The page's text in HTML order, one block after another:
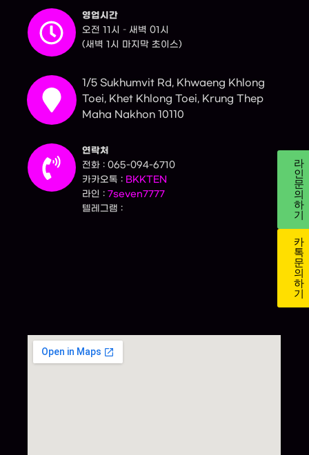
영업시간
오전 11시 – 새벽 01시
(새벽 1시 마지막 초이스)
1/5 Sukhumvit Rd, Khwaeng Khlong
Toei, Khet Khlong Toei, Krung Thep
Maha Nakhon 10110
연락처
전화 : 065-094-6710
카카오톡 : BKKTEN
라인 :7seven7777
텔레그램 :
라
인
문
의
하
기
카
톡
문
의
하
기